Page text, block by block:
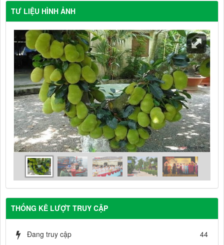
TƯ LIỆU HÌNH ẢNH
THỐNG KÊ LƯỢT TRUY CẬP
Đang truy cập 44